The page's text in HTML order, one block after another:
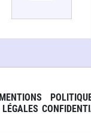
MENTIONS
LÉGALES